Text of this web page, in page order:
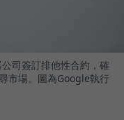
司簽訂排他性合約，確
市場。圖為Google執行